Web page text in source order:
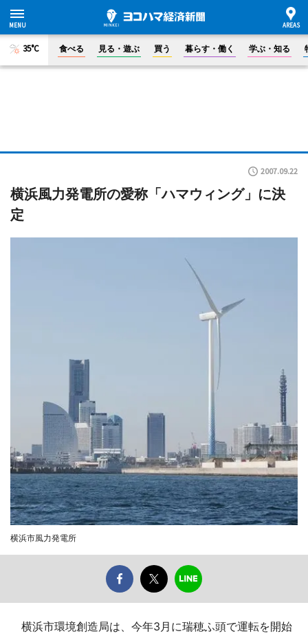
35°C 食べる 見る・遊ぶ 買う 暮らす・働く 学ぶ・知る
2007.09.22
横浜風力発電所の愛称「ハマウィング」に決
定
横浜市風力発電所
横浜市環境創造局は、今年3月に瑞穂ふ頭で運転を開始